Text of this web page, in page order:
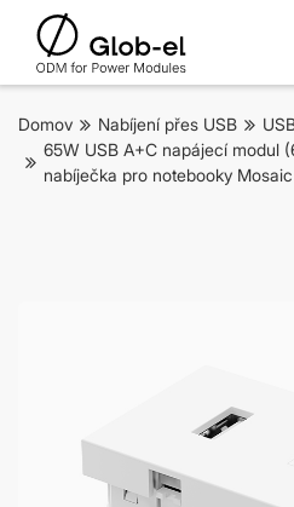
Domov Nabíjení přes USB
65W USB A+C napájecí modul
nabíječka pro notebooky Mosaic